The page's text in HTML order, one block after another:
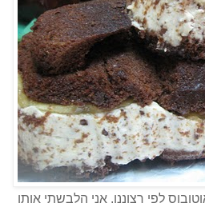
לפי רצוננו. אני הלבשתי אותו